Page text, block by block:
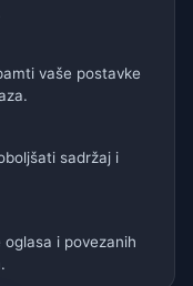
🇧🇬 Bugarska
/ Švicarska
vaše postavke
sadržaj i
i povezanih